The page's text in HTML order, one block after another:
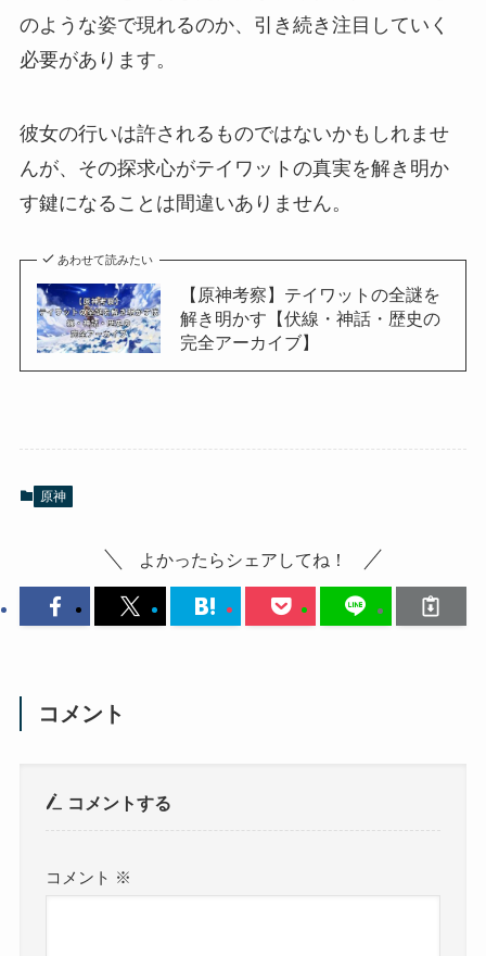
のような姿で現れるのか、引き続き注目していく
必要があります。
彼女の行いは許されるものではないかもしれませ
んが、その探求心がテイワットの真実を解き明か
す鍵になることは間違いありません。
あわせて読みたい
【原神考察】テイワットの全謎を
解き明かす【伏線・神話・歴史の
完全アーカイブ】
原神
よかったらシェアしてね！
コメント
コメントする
コメント ※